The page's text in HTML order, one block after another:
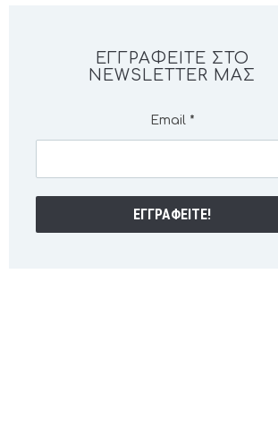
ΕΓΓΡΑΦΕΊΤΕ ΣΤΟ
NEWSLETTER ΜΑΣ
Email *